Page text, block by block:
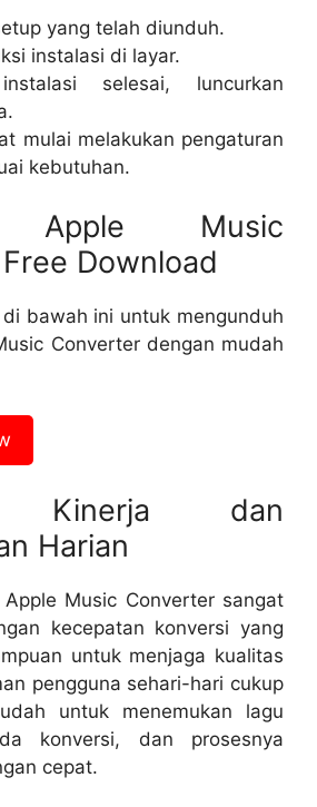
yang telah diunduh.
instalasi di layar.
selesai, luncurkan
mulai melakukan pengaturan
kebutuhan.
Apple Music
Download
bawah ini untuk mengunduh
Converter dengan mudah
Kinerja dan
Harian
Music Converter sangat
kecepatan konversi yang
untuk menjaga kualitas
pengguna sehari-hari cukup
untuk menemukan lagu
konversi, dan prosesnya
cepat.